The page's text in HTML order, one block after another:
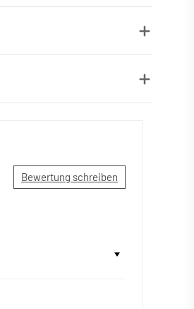
Bewertung schreiben